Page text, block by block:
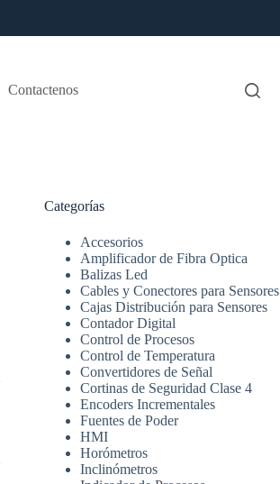
Contactenos
Categorías
Accesorios
Amplificador de Fibra Optica
Balizas Led
Cables y Conectores para Sensores
Cajas Distribución para Sensores
Contador Digital
Control de Procesos
Control de Temperatura
Convertidores de Señal
Cortinas de Seguridad Clase 4
Encoders Incrementales
Fuentes de Poder
HMI
Horómetros
Inclinómetros